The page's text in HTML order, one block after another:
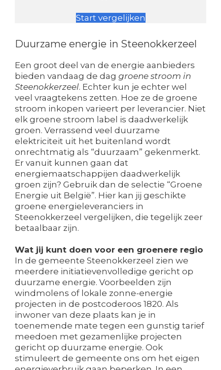
Start vergelijken
Duurzame energie in Steenokkerzeel
Een groot deel van de energie aanbieders
bieden vandaag de dag groene stroom in
Steenokkerzeel. Echter kun je echter wel
veel vraagtekens zetten. Hoe ze de groene
stroom inkopen varieert per leverancier. Niet
elk groene stroom label is daadwerkelijk
groen. Verrassend veel duurzame
elektriciteit uit het buitenland wordt
onrechtmatig als “duurzaam” gekenmerkt.
Er vanuit kunnen gaan dat
energiemaatschappijen daadwerkelijk
groen zijn? Gebruik dan de selectie “Groene
Energie uit België”. Hier kan jij geschikte
groene energieleveranciers in
Steenokkerzeel vergelijken, die tegelijk zeer
betaalbaar zijn.
Wat jij kunt doen voor een groenere regio
In de gemeente Steenokkerzeel zien we
meerdere initiatievenvolledige gericht op
duurzame energie. Voorbeelden zijn
windmolens of lokale zonne-energie
projecten in de postcoderoos 1820. Als
inwoner van deze plaats kan je in
toenemende mate tegen een gunstig tarief
meedoen met gezamenlijke projecten
gericht op duurzame energie. Ook
stimuleert de gemeente ons om het eigen